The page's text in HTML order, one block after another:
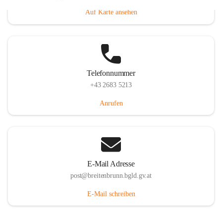
Auf Karte ansehen
Telefonnummer
+43 2683 5213
Anrufen
E-Mail Adresse
post@breitenbrunn.bgld.gv.at
E-Mail schreiben